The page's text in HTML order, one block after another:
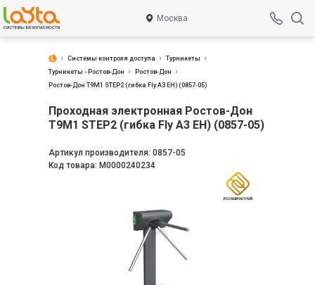
Москва
Системы контроля доступа
Турникеты
Турникеты - Ростов-Дон
Ростов-Дон
Ростов-Дон Т9М1 STEP2 (гибка Fly A3 EH) (0857-05)
Проходная электронная Ростов-Дон
Т9М1 STEP2 (гибка Fly A3 EH) (0857-05)
Артикул производителя: 0857-05
Код товара: М0000240234